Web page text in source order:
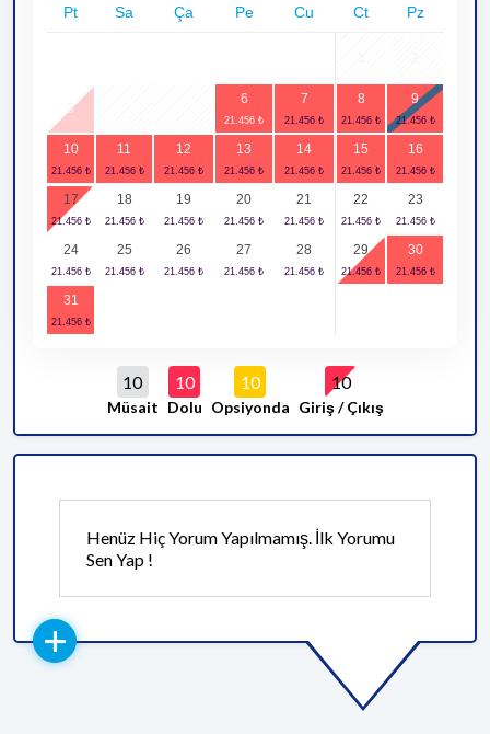
Pt Sa Ça Pe Cu Ct Pz
3
6 7 8 9
10 11 12 13 14 15 16
17 18 19 20 21 22 23
24 25 26 27 28 29 30
31
10
Müsait
10
Dolu
10
Opsiyonda
10
Giriş / Çıkış
Henüz Hiç Yorum Yapılmamış. İlk Yorumu
Sen Yap !